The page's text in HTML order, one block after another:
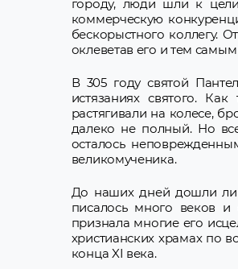
городу, люди шли к
коммерческую
бескорыстного коллегу.
оклеветав его и тем
В 305 году святой
истязаниях святого.
растягивали на колесе,
далеко не полный. Но
осталось
великомученика.
До наших дней дошли
писалось много веков и
признала многие его
христианских храмах по
конца XI века.